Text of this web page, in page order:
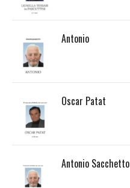
Antonio
Oscar Patat
Antonio Sacchetto